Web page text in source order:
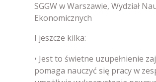
SGGW w Warszawie, Wydział
Ekonomicznych
I jeszcze kilka:
• Jest to świetne uzupełnienie
pomaga nauczyć się pracy w